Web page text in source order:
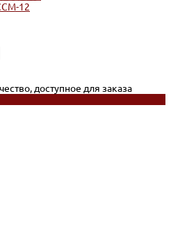
12
доступное для заказа